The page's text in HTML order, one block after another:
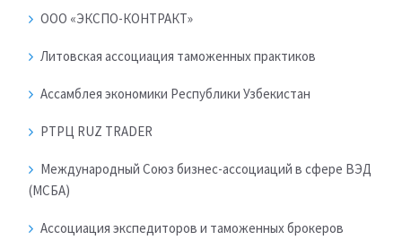
ООО «ЭКСПО-КОНТРАКТ»
Литовская ассоциация таможенных практиков
Ассамблея экономики Республики Узбекистан
РТРЦ RUZ TRADER
Международный Союз бизнес-ассоциаций в сфере ВЭД
(МСБА)
Ассоциация экспедиторов и таможенных брокеров